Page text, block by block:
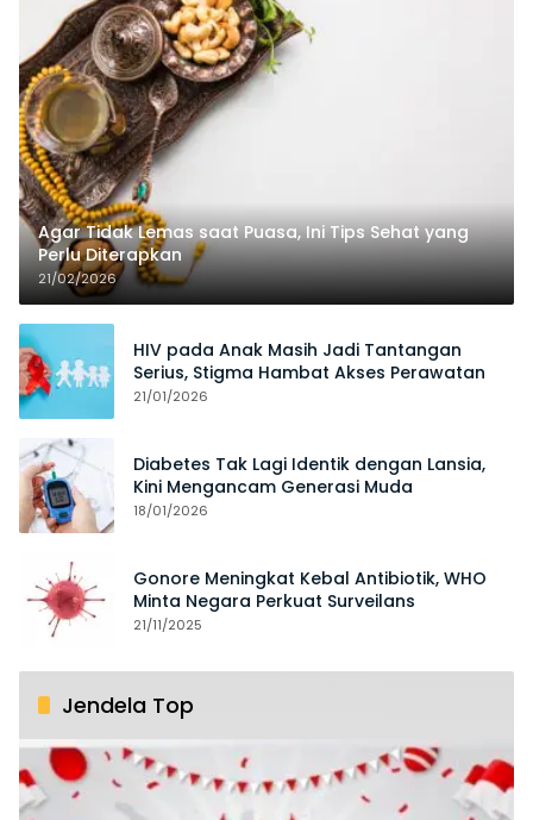
Agar Tidak Lemas saat Puasa, Ini Tips Sehat yang
Perlu Diterapkan
21/02/2026
HIV pada Anak Masih Jadi Tantangan
Serius, Stigma Hambat Akses Perawatan
21/01/2026
Diabetes Tak Lagi Identik dengan Lansia,
Kini Mengancam Generasi Muda
18/01/2026
Gonore Meningkat Kebal Antibiotik, WHO
Minta Negara Perkuat Surveilans
21/11/2025
Jendela Top